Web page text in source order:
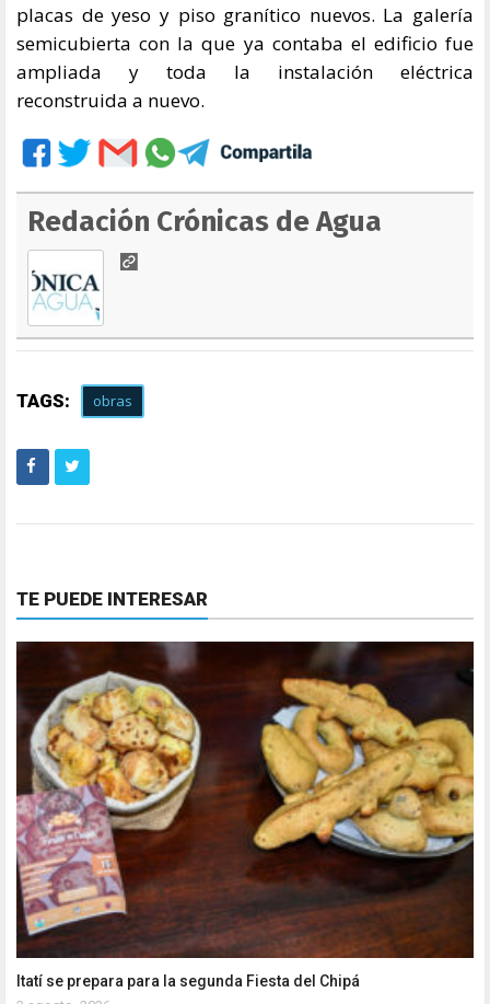
placas de yeso y piso granítico nuevos. La galería
semicubierta con la que ya contaba el edificio fue
ampliada y toda la instalación eléctrica
reconstruida a nuevo.
Redación Crónicas de Agua
TAGS: obras
TE PUEDE INTERESAR
Itatí se prepara para la segunda Fiesta del Chipá